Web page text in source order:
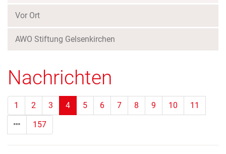
Vor Ort
AWO Stiftung Gelsenkirchen
Nachrichten
1 2 3 4(Standort)
5 6 7 8 9 10
11
157